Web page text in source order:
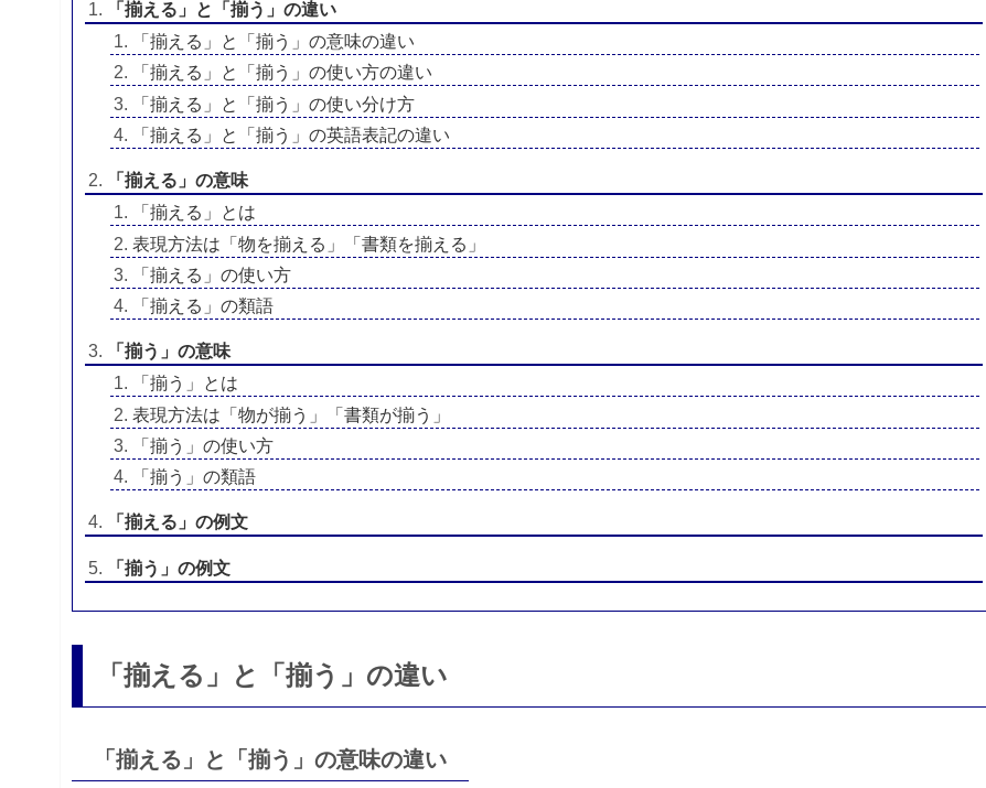
「揃える」と「揃う」の違い
「揃える」と「揃う」の意味の違い
「揃える」と「揃う」の使い方の違い
「揃える」と「揃う」の使い分け方
「揃える」と「揃う」の英語表記の違い
「揃える」の意味
「揃える」とは
表現方法は「物を揃える」「書類を揃える」
「揃える」の使い方
「揃える」の類語
「揃う」の意味
「揃う」とは
表現方法は「物が揃う」「書類が揃う」
「揃う」の使い方
「揃う」の類語
「揃える」の例文
「揃う」の例文
「揃える」と「揃う」の違い
「揃える」と「揃う」の意味の違い